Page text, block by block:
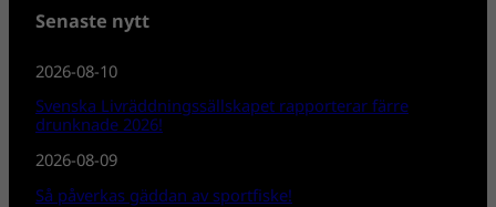
Senaste nytt
2026-08-10
Svenska Livräddningssällskapet rapporterar färre
drunknade 2026!
2026-08-09
Så påverkas gäddan av sportfiske!